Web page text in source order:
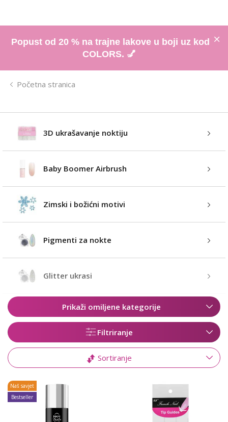
Popust od 20 % na trajne lakove u boji uz kod
COLORS. 💅
Početna stranica
3D ukrašavanje noktiju
Baby Boomer Airbrush
Zimski i božićni motivi
Pigmenti za nokte
Glitter ukrasi
Prikaži omiljene kategorije
Filtriranje
Sortiranje
Naš savjet
Bestseller